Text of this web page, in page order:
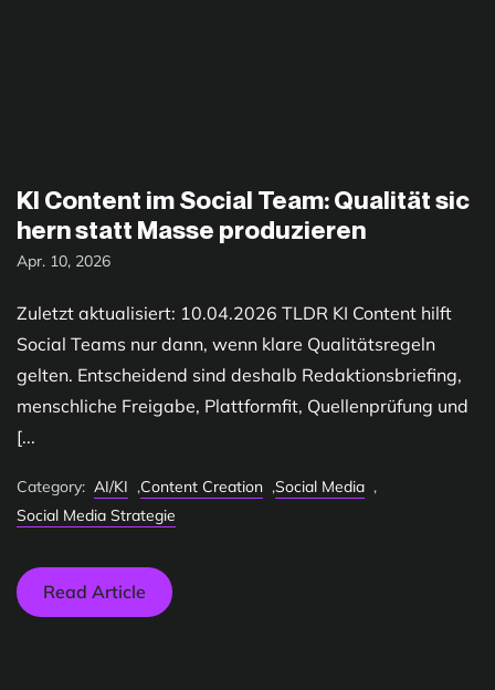
KI Content im Social Team: Qualität sic
hern statt Masse produzieren
Apr. 10, 2026
Zuletzt aktualisiert: 10.04.2026 TLDR KI Content hilft
Social Teams nur dann, wenn klare Qualitätsregeln
gelten. Entscheidend sind deshalb Redaktionsbriefing,
menschliche Freigabe, Plattformfit, Quellenprüfung und
[...
Category: AI/KI ,Content Creation ,Social Media ,
Social Media Strategie
Read Article